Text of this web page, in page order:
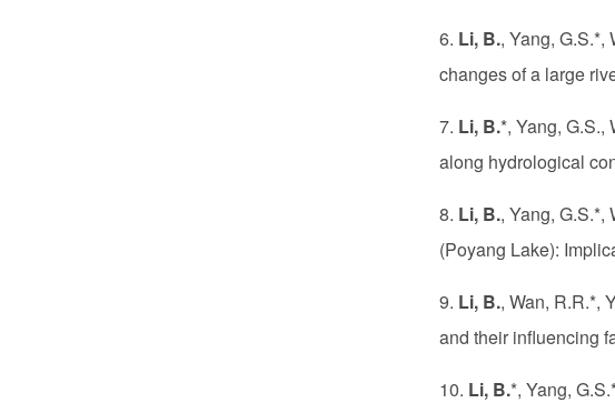
6. Li, B., Yang, G.S.*,
changes of a large
7. Li, B.*, Yang, G.S.,
along hydrological
8. Li, B., Yang, G.S.*,
(Poyang Lake):
9. Li, B., Wan, R.R.*,
and their influencing
10. Li, B.*, Yang,